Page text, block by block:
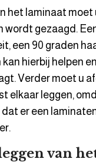
het laminaat
wordt gezaagd.
een 90 graden
hierbij helpen
Verder moet u
elkaar leggen,
er een
van